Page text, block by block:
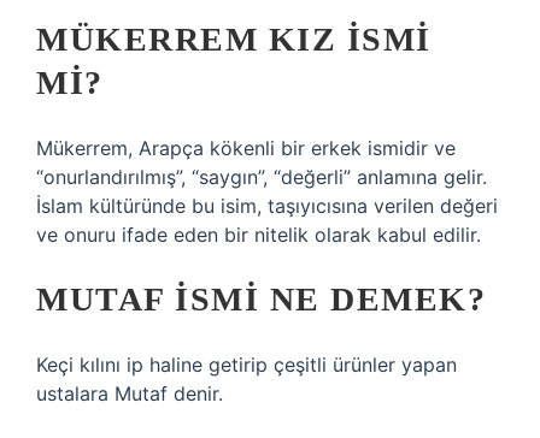
MÜKERREM KIZ ISMI
MI?
Mükerrem, Arapça kökenli bir erkek ismidir ve
“onurlandırılmış”, “saygın”, “değerli” anlamına gelir.
İslam kültüründe bu isim, taşıyıcısına verilen değeri
ve onuru ifade eden bir nitelik olarak kabul edilir.
MUTAF ISMI NE DEMEK?
Keçi kılını ip haline getirip çeşitli ürünler yapan
ustalara Mutaf denir.